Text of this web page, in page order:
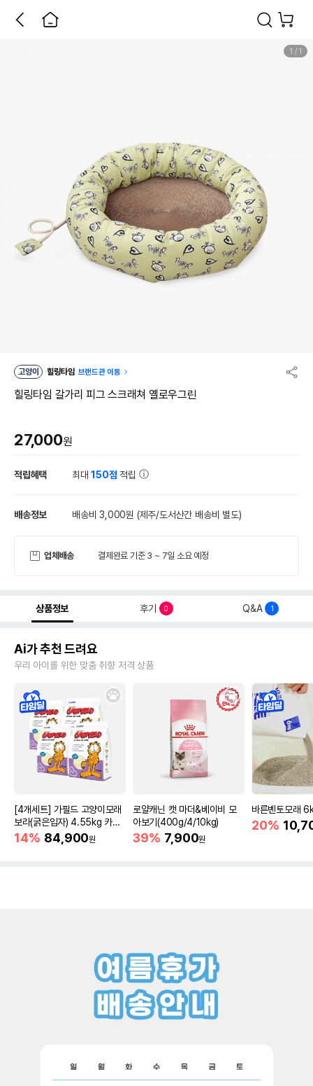
1 / 1
고양이 힐링타임 브랜드관 이동
힐링타임 갈가리 피그 스크래쳐 옐로우그린
27,000원
적립혜택 최대150점 적립
배송정보 배송비 3,000원 (제주/도서산간 배송비 별도)
업체배송 결제완료 기준 3 ~ 7일 소요 예정
상품정보 후기 0 Q&A 1
Ai가 추천 드려요
우리 아이를 위한 맞춤 취향 저격 상품
[4개세트] 가필드 고양이모래
보라(굵은입자) 4.55kg 카사
바모래
14% 84,900원
로얄캐닌 캣 마더&베이비 모
아보기(400g/4/10kg)
39% 7,900원
바른벤토모래
20%